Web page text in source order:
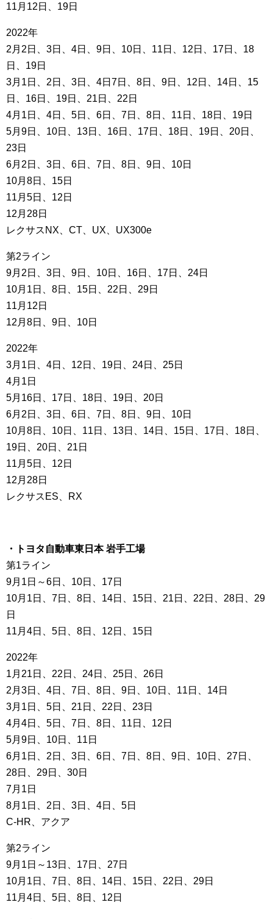
11月12日、19日
2022年
2月2日、3日、4日、9日、10日、11日、12日、17日、18
日、19日
3月1日、2日、3日、4日7日、8日、9日、12日、14日、15
日、16日、19日、21日、22日
4月1日、4日、5日、6日、7日、8日、11日、18日、19日
5月9日、10日、13日、16日、17日、18日、19日、20日、
23日
6月2日、3日、6日、7日、8日、9日、10日
10月8日、15日
11月5日、12日
12月28日
レクサスNX、CT、UX、UX300e
第2ライン
9月2日、3日、9日、10日、16日、17日、24日
10月1日、8日、15日、22日、29日
11月12日
12月8日、9日、10日
2022年
3月1日、4日、12日、19日、24日、25日
4月1日
5月16日、17日、18日、19日、20日
6月2日、3日、6日、7日、8日、9日、10日
10月8日、10日、11日、13日、14日、15日、17日、18日、
19日、20日、21日
11月5日、12日
12月28日
レクサスES、RX
・トヨタ自動車東日本 岩手工場
第1ライン
9月1日～6日、10日、17日
10月1日、7日、8日、14日、15日、21日、22日、28日、29
日
11月4日、5日、8日、12日、15日
2022年
1月21日、22日、24日、25日、26日
2月3日、4日、7日、8日、9日、10日、11日、14日
3月1日、5日、21日、22日、23日
4月4日、5日、7日、8日、11日、12日
5月9日、10日、11日
6月1日、2日、3日、6日、7日、8日、9日、10日、27日、
28日、29日、30日
7月1日
8月1日、2日、3日、4日、5日
C-HR、アクア
第2ライン
9月1日～13日、17日、27日
10月1日、7日、8日、14日、15日、22日、29日
11月4日、5日、8日、12日